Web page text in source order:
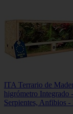
ITA Terrario de
higrómetro Integrado
Serpientes, Anfibios